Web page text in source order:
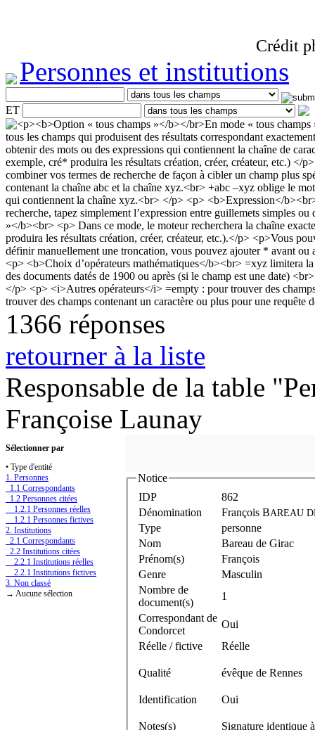
Crédit
Personnes et institutions
ET
1366 réponses
retourner à la liste
Responsable de la table
Françoise Launay
Sélectionner par
• Type d'entité
1. Personnes
1.1 Correspondants
1.2 Personnes citées
1.2.1 Personnes réelles
1.2.1 Personnes fictives
2. Institutions
2.1 Correspondants
2.2 Institutions citées
2.2.1 Institutions réelles
2.2.1 Institutions fictives
3. Non classé
→ Aucune sélection
Notice
IDP
862
Dénomination
François BAREAU
Type
personne
Nom
Bareau de Girac
Prénom(s)
François
Genre
Masculin
Nombre de
document(s)
1
Correspondant de
Condorcet
Oui
Réelle / fictive
Réelle
Qualité évêque de Rennes
Identification Oui
Notes(s) Signature identique